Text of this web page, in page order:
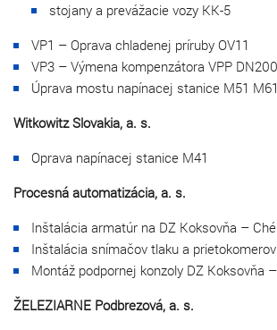
stojany a prevážacie vozy KK-5
VP1 – Oprava chladenej príruby OV11
VP3 – Výmena kompenzátora VPP
Úprava mostu napínacej stanice M51 M61
Witkowitz Slovakia, a.
Oprava napínacej stanice M41
Procesná automatizácia, a. s.
Inštalácia armatúr na DZ Koksovňa –
Inštalácia snímačov tlaku a
Montáž podpornej konzoly DZ Koksovňa
ŽELEZIARNE Podbrezová,